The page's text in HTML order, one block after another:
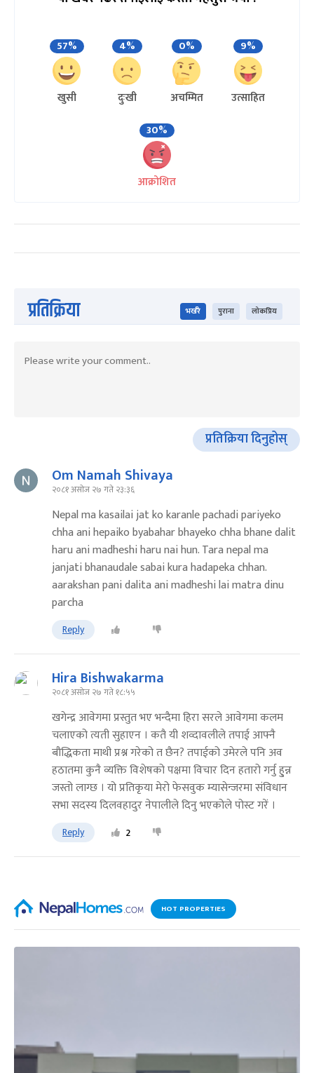
57%
खुसी
4%
दुःखी
0%
अचम्मित
9%
उत्साहित
30%
आक्रोशित
प्रतिक्रिया भर्खरै पुराना लोकप्रिय
प्रतिक्रिया दिनुहोस्
Om Namah Shivaya
२०८१ असोज २७ गते २३:३६
Nepal ma kasailai jat ko karanle pachadi pariyeko
chha ani hepaiko byabahar bhayeko chha bhane dalit
haru ani madheshi haru nai hun. Tara nepal ma
janjati bhanaudale sabai kura hadapeka chhan.
aarakshan pani dalita ani madheshi lai matra dinu
parcha
Reply
Hira Bishwakarma
२०८१ असोज २७ गते १८:५५
खगेन्द्र आवेगमा प्रस्तुत भए भन्दैमा हिरा सरले आवेगमा कलम
चलाएको त्यती सुहाएन । कतै यी शव्दावलीले तपाई आफ्नै
बौद्धिकता माथी प्रश्न गरेको त छैन? तपाईको उमेरले पनि अव
हठातमा कुनै व्यक्ति विशेषको पक्षमा विचार दिन हतारो गर्नु हु्न्न
जस्तो लाग्छ । यो प्रतिकृया मेरो फेसवुक म्यासेन्जरमा संविधान
सभा सदस्य दिलवहादुर नेपालीले दिनु भएकोले पोस्ट गरें ।
Reply 2
HOT PROPERTIES